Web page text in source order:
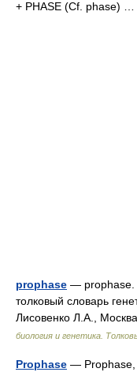
+ PHASE (Cf. phase) …
prophase — prophase.
толковый словарь
Лисовенко Л.А.,
биология и генетика.
Prophase — Prophase,